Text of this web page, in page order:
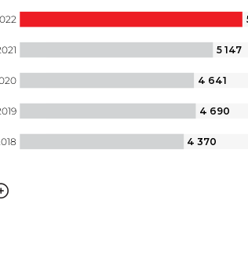
4 370
4 690
4 641
5 147